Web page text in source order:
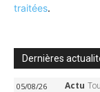
traitées.
Dernières
05/08/26 Actu Tour de